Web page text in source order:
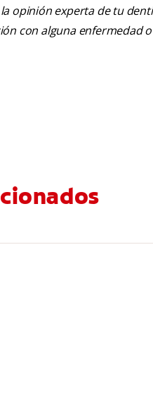
opinión experta de tu
con alguna enfermedad o